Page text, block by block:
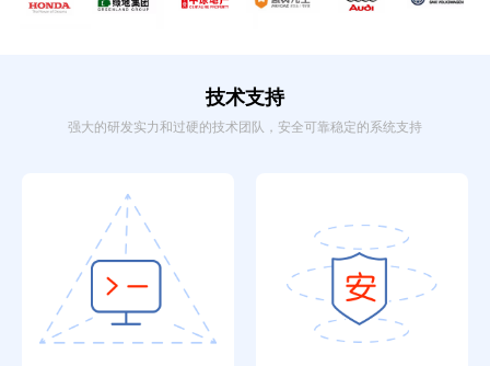
技术支持
强大的研发实力和过硬的技术团队，安全可靠稳定的系统支持